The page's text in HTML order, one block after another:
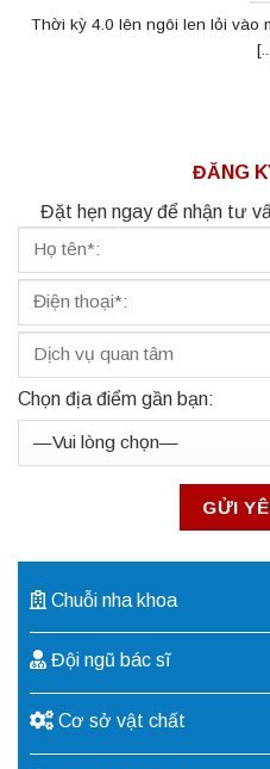
Thời kỳ 4.0 lên ngôi len lỏi vào
ĐĂNG
Đặt hẹn ngay để nhận tư
Chọn địa điểm gần bạn:
Chuỗi nha khoa
Đội ngũ bác sĩ
Cơ sở vật chất